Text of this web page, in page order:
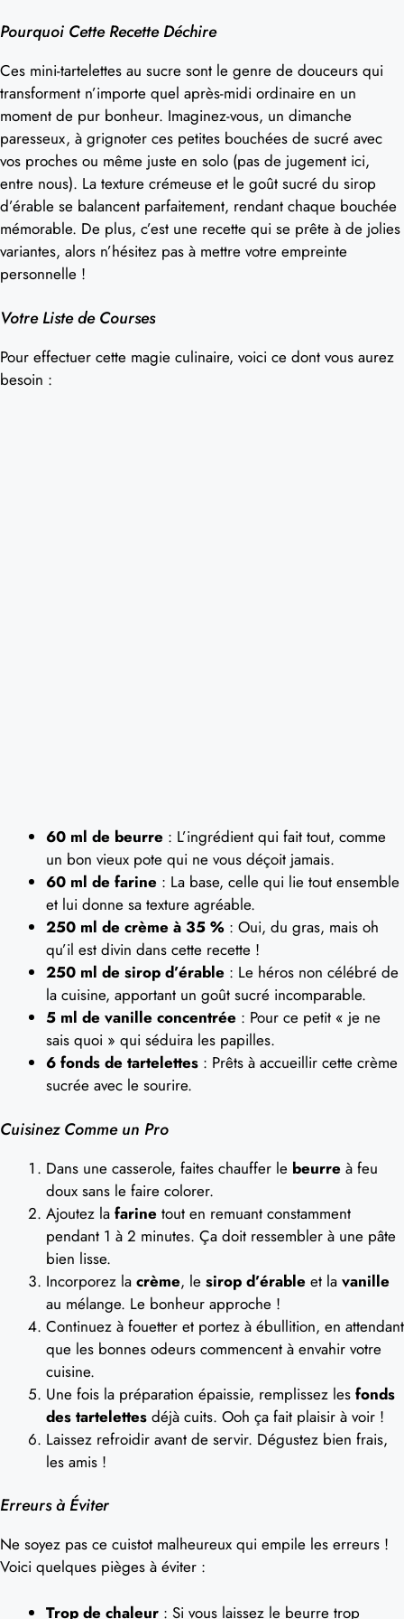
Pourquoi Cette Recette Déchire
Ces mini-tartelettes au sucre sont le genre de douceurs qui
transforment n’importe quel après-midi ordinaire en un
moment de pur bonheur. Imaginez-vous, un dimanche
paresseux, à grignoter ces petites bouchées de sucré avec
vos proches ou même juste en solo (pas de jugement ici,
entre nous). La texture crémeuse et le goût sucré du sirop
d’érable se balancent parfaitement, rendant chaque bouchée
mémorable. De plus, c’est une recette qui se prête à de jolies
variantes, alors n’hésitez pas à mettre votre empreinte
personnelle !
Votre Liste de Courses
Pour effectuer cette magie culinaire, voici ce dont vous aurez
besoin :
60 ml de beurre : L’ingrédient qui fait tout, comme
un bon vieux pote qui ne vous déçoit jamais.
60 ml de farine : La base, celle qui lie tout ensemble
et lui donne sa texture agréable.
250 ml de crème à 35 % : Oui, du gras, mais oh
qu’il est divin dans cette recette !
250 ml de sirop d’érable : Le héros non célébré de
la cuisine, apportant un goût sucré incomparable.
5 ml de vanille concentrée : Pour ce petit « je ne
sais quoi » qui séduira les papilles.
6 fonds de tartelettes : Prêts à accueillir cette crème
sucrée avec le sourire.
Cuisinez Comme un Pro
Dans une casserole, faites chauffer le beurre à feu
doux sans le faire colorer.
Ajoutez la farine tout en remuant constamment
pendant 1 à 2 minutes. Ça doit ressembler à une pâte
bien lisse.
Incorporez la crème, le sirop d’érable et la vanille
au mélange. Le bonheur approche !
Continuez à fouetter et portez à ébullition, en attendant
que les bonnes odeurs commencent à envahir votre
cuisine.
Une fois la préparation épaissie, remplissez les fonds
des tartelettes déjà cuits. Ooh ça fait plaisir à voir !
Laissez refroidir avant de servir. Dégustez bien frais,
les amis !
Erreurs à Éviter
Ne soyez pas ce cuistot malheureux qui empile les erreurs !
Voici quelques pièges à éviter :
Trop de chaleur : Si vous laissez le beurre trop